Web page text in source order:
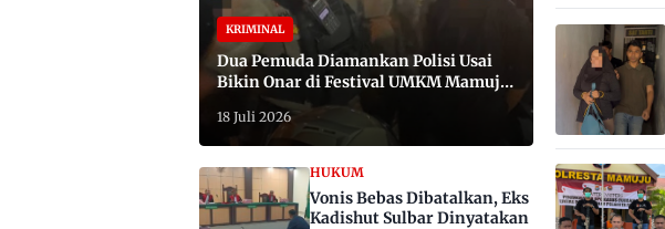
KRIMINAL
Dua Pemuda Diamankan Polisi Usai
Bikin Onar di Festival UMKM Mamuju,
Satu Bawa Badik
18 Juli 2026
HUKUM
Vonis Bebas Dibatalkan, Eks
Kadishut Sulbar Dinyatakan